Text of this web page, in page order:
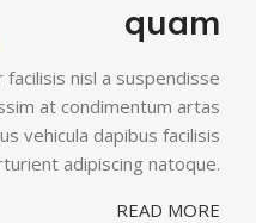
quam
nisl a suspendisse
at condimentum artas
vehicula dapibus facilisis
adipiscing natoque.
READ MORE